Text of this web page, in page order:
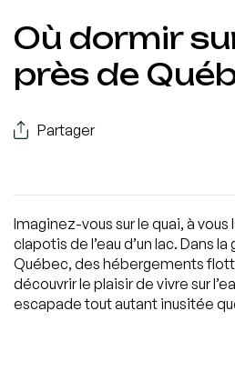
Où dormir
près de
Partager
Imaginez-vous sur le quai, à vous
clapotis de l’eau d’un lac. Dans
Québec, des hébergements
découvrir le plaisir de vivre sur
escapade tout autant inusitée